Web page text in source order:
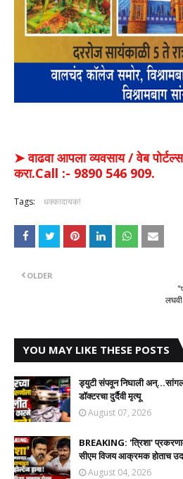
➤ वाढवा आपला व्यवसाय / वेब
करा.Call :- 9890 546 909.
Tags: धक्कादायक!
OLDER
YOU MAY LIKE THESE POSTS
ड्युटी संपवून निघाली
डॉक्टरचा दुर्दैवी मृत्यू
August 07, 2026
BREAKING: 'त्रिशा'
सीएम विजय आक्रमक होताच
August 04, 2026